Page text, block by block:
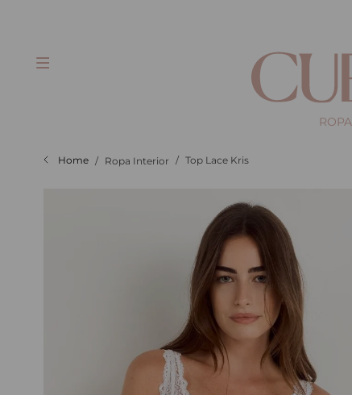
Ropa Interior Top Lace Kris